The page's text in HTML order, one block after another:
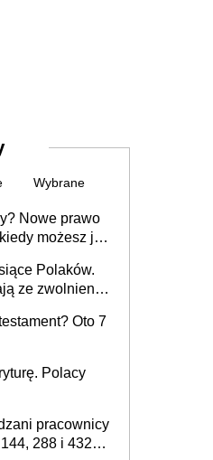
Wybrane
Nowe prawo
możesz je
Polaków.
ze zwolnienia
Oto 7
Polacy
pracownicy
288 i 432